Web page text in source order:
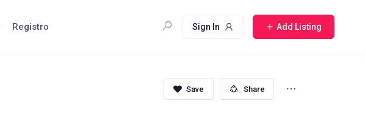
Registro Sign In Add Listing
Share